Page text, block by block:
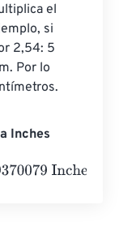
el
si
2,54: 5
Por lo
Inches
Inches